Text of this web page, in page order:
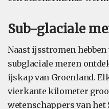
Sub-glaciale
Naast ijsstromen
subglaciale meren
ijskap van Groenland.
vierkante kilometer
wetenschappers van het